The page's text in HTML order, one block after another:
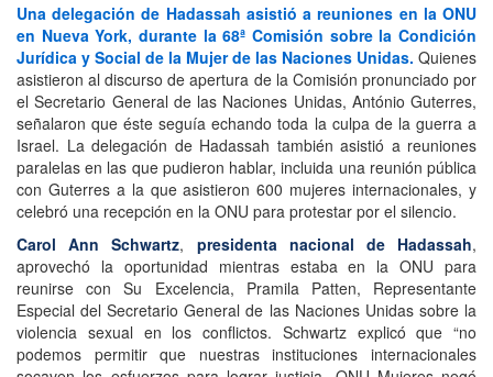
Una delegación de Hadassah asistió a reuniones en la ONU
en Nueva York, durante la 68ª Comisión sobre la Condición
Jurídica y Social de la Mujer de las Naciones Unidas. Quienes
asistieron al discurso de apertura de la Comisión pronunciado por
el Secretario General de las Naciones Unidas, António Guterres,
señalaron que éste seguía echando toda la culpa de la guerra a
Israel. La delegación de Hadassah también asistió a reuniones
paralelas en las que pudieron hablar, incluida una reunión pública
con Guterres a la que asistieron 600 mujeres internacionales, y
celebró una recepción en la ONU para protestar por el silencio.
Carol Ann Schwartz, presidenta nacional de Hadassah,
aprovechó la oportunidad mientras estaba en la ONU para
reunirse con Su Excelencia, Pramila Patten, Representante
Especial del Secretario General de las Naciones Unidas sobre la
violencia sexual en los conflictos. Schwartz explicó que “no
podemos permitir que nuestras instituciones internacionales